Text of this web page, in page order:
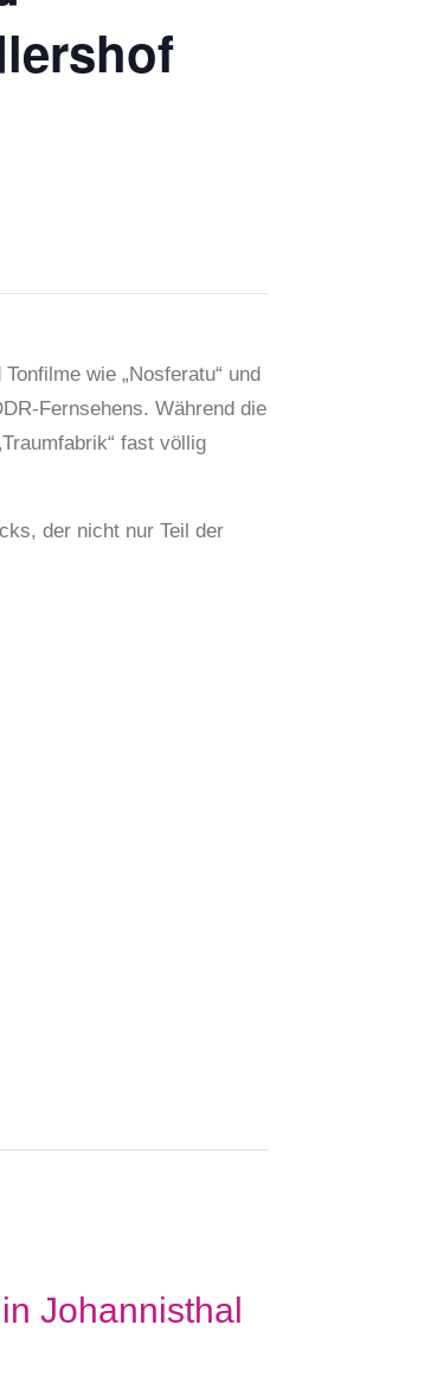
wie „Nosferatu“ und
Fernsehens. Während die
fast völlig
der nicht nur Teil der
Johannisthal